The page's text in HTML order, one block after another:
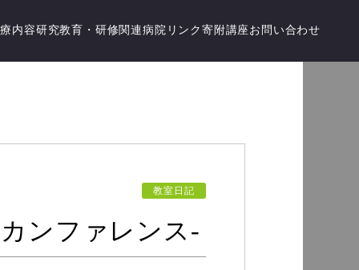
内容研究教育・研修関連病院 リンク 寄附講座 お問い合わせ
教室日記
ンファレンス-